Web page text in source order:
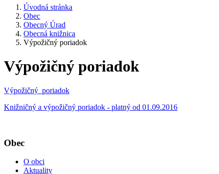
Úvodná stránka
Obec
Obecný Úrad
Obecná knižnica
Výpožičný poriadok
Výpožičný poriadok
Výpožičný poriadok
Knižničný a výpožičný poriadok - platný od 01.09.2016
Obec
O obci
Aktuality